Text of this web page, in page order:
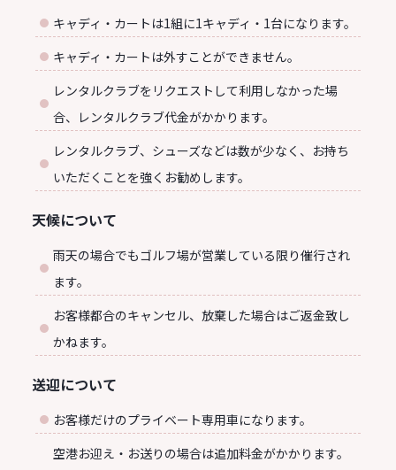
キャディ・カートは1組に1キャディ・1台になります。
キャディ・カートは外すことができません。
レンタルクラブをリクエストして利用しなかった場
合、レンタルクラブ代金がかかります。
レンタルクラブ、シューズなどは数が少なく、お持ち
いただくことを強くお勧めします。
天候について
雨天の場合でもゴルフ場が営業している限り催行され
ます。
お客様都合のキャンセル、放棄した場合はご返金致し
かねます。
送迎について
お客様だけのプライベート専用車になります。
空港お迎え・お送りの場合は追加料金がかかります。